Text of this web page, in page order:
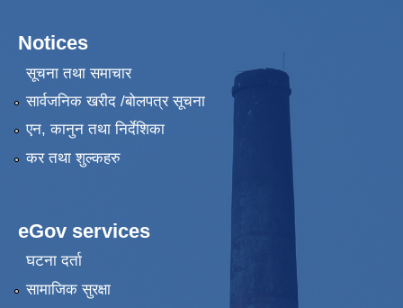
Notices
सूचना तथा समाचार
सार्वजनिक खरीद /बोलपत्र सूचना
एन, कानुन तथा निर्देशिका
कर तथा शुल्कहरु
eGov services
घटना दर्ता
सामाजिक सुरक्षा